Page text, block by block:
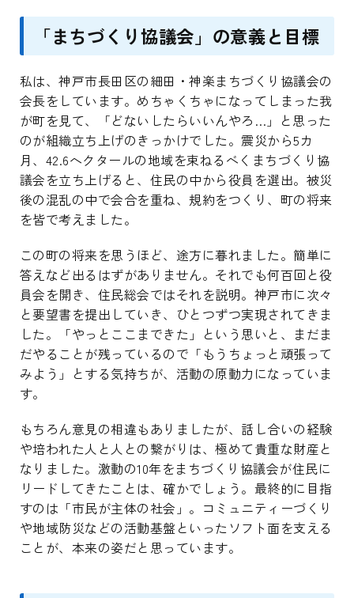
「まちづくり協議会」の意義と目標
私は、神戸市長田区の細田・神楽まちづくり協議会の
会長をしています。めちゃくちゃになってしまった我
が町を見て、「どないしたらいいんやろ…」と思った
のが組織立ち上げのきっかけでした。震災から5カ
月、42.6ヘクタールの地域を束ねるべくまちづくり協
議会を立ち上げると、住民の中から役員を選出。被災
後の混乱の中で会合を重ね、規約をつくり、町の将来
を皆で考えました。
この町の将来を思うほど、途方に暮れました。簡単に
答えなど出るはずがありません。それでも何百回と役
員会を開き、住民総会ではそれを説明。神戸市に次々
と要望書を提出していき、ひとつずつ実現されてきま
した。「やっとここまできた」という思いと、まだま
だやることが残っているので「もうちょっと頑張って
みよう」とする気持ちが、活動の原動力になっていま
す。
もちろん意見の相違もありましたが、話し合いの経験
や培われた人と人との繋がりは、極めて貴重な財産と
なりました。激動の10年をまちづくり協議会が住民に
リードしてきたことは、確かでしょう。最終的に目指
すのは「市民が主体の社会」。コミュニティーづくり
や地域防災などの活動基盤といったソフト面を支える
ことが、本来の姿だと思っています。